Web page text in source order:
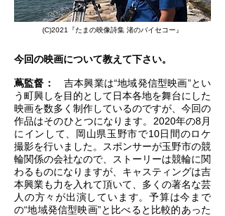
(C)2021『たまの映像詩集 渚のバイセコー』
今回の映画について教えて下さい。
蔦監督：
吉本興業は“地域発信型映画”とい
う町興しを目的として日本各地を舞台にした
映画を数多く制作しているのですが、今回の
作品はそのひとつになります。2020年の8月
にインして、岡山県玉野市で10日間のロケ
撮影を行いました。スポンサーが玉野市の競
輪関係の会社なので、ストーリーは競輪に関
わるものになりますが、キャスティングは吉
本興業も力を入れて頂いて、多くの著名な芸
人の方々が出演しています。予算は今まで
の“地域発信型映画”と比べると比較的あった